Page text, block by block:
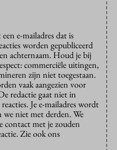
e-mailadres dat is
worden gepubliceerd
achternaam. Houd je bij
commerciële uitingen,
zijn niet toegestaan.
vaak aangezien voor
redactie gaat niet in
Je e-mailadres wordt
we niet met derden. We
contact met je zouden
Zie ook ons